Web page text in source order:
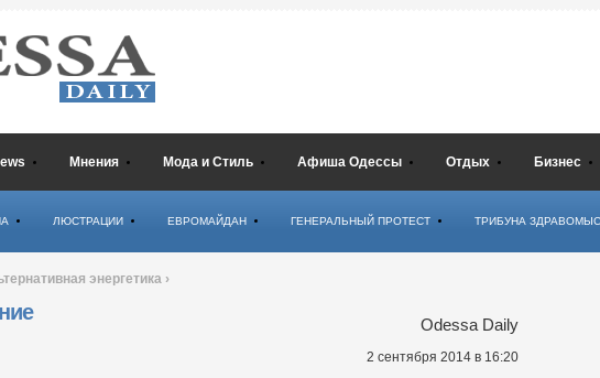
Мнения Мода и Стиль Афиша Одессы Отдых Бизнес
ЛЮСТРАЦИИ ЕВРОМАЙДАН ГЕНЕРАЛЬНЫЙ ПРОТЕСТ ТРИБУНА
энергетика ›
Odessa Daily
2 сентября 2014 в 16:20